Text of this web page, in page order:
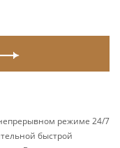
режиме 24/7
быстрой